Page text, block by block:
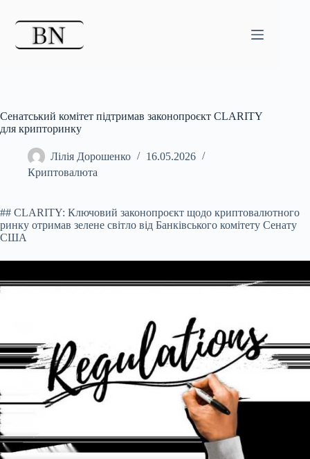
Сенатський комітет підтримав законопроєкт CLARITY
для крипторинку
Лілія Дорошенко
16.05.2026
Криптовалюта
## CLARITY: Ключовий законопроєкт щодо криптовалютного
ринку отримав зелене світло від Банківського комітету Сенату
США